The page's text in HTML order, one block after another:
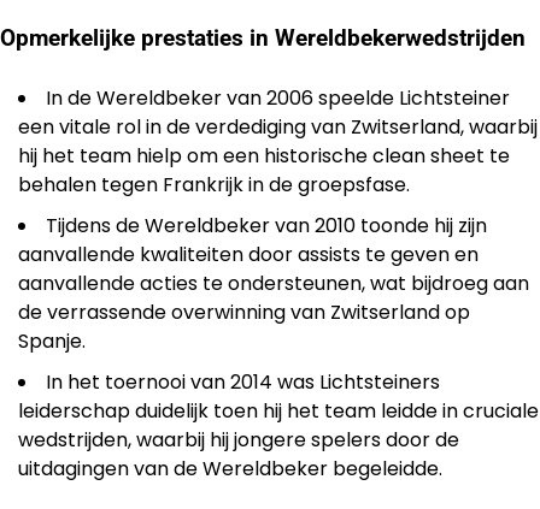
Opmerkelijke prestaties in Wereldbekerwedstrijden
In de Wereldbeker van 2006 speelde Lichtsteiner
een vitale rol in de verdediging van Zwitserland, waarbij
hij het team hielp om een historische clean sheet te
behalen tegen Frankrijk in de groepsfase.
Tijdens de Wereldbeker van 2010 toonde hij zijn
aanvallende kwaliteiten door assists te geven en
aanvallende acties te ondersteunen, wat bijdroeg aan
de verrassende overwinning van Zwitserland op
Spanje.
In het toernooi van 2014 was Lichtsteiners
leiderschap duidelijk toen hij het team leidde in cruciale
wedstrijden, waarbij hij jongere spelers door de
uitdagingen van de Wereldbeker begeleidde.